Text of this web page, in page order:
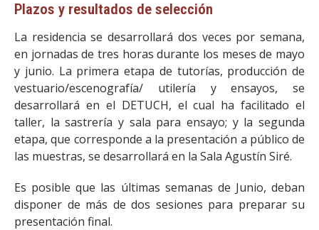
Plazos y resultados de selección
La residencia se desarrollará dos veces por semana,
en jornadas de tres horas durante los meses de mayo
y junio. La primera etapa de tutorías, producción de
vestuario/escenografía/ utilería y ensayos, se
desarrollará en el DETUCH, el cual ha facilitado el
taller, la sastrería y sala para ensayo; y la segunda
etapa, que corresponde a la presentación a público de
las muestras, se desarrollará en la Sala Agustín Siré.
Es posible que las últimas semanas de Junio, deban
disponer de más de dos sesiones para preparar su
presentación final.